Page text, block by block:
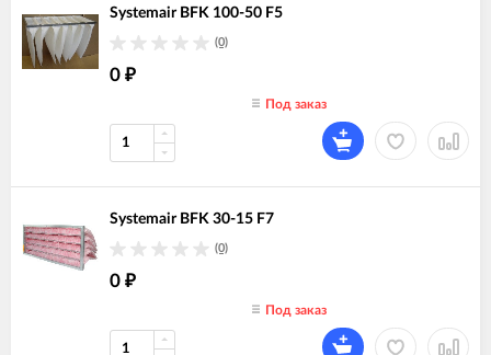
Systemair BFK 100-50 F5
(0)
0 ₽
Под заказ
Systemair BFK 30-15 F7
(0)
0 ₽
Под заказ